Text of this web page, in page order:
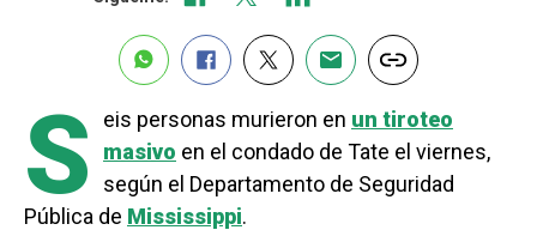
S eis personas murieron en un tiroteo
masivo en el condado de Tate el viernes,
según el Departamento de Seguridad
Pública de Mississippi.